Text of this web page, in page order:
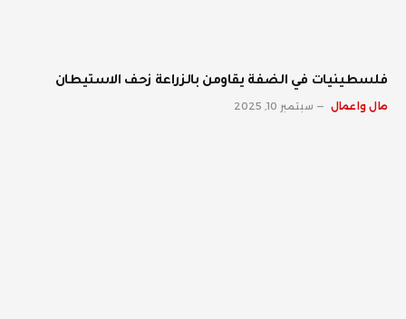
فلسطينيات في الضفة يقاومن بالزراعة زحف الاستيطان
مال واعمال سبتمبر 10, 2025